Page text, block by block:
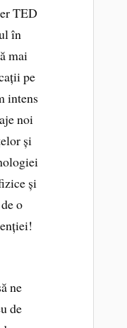
TED
în
mai
pe
intens
noi
și
și
o
ne
de